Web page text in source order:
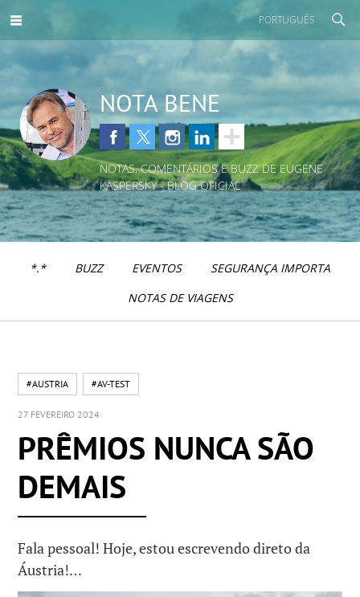
PORTUGUÊS
NOTA BENE
NOTAS, COMENTÁRIOS E BUZZ DE EUGENE
KASPERSKY - BLOG OFICIAL
*.* BUZZ EVENTOS
SEGURANÇA IMPORTA
NOTAS DE VIAGENS
#AUSTRIA #AV-TEST
27 FEVEREIRO 2024
PRÊMIOS NUNCA SÃO
DEMAIS
Fala pessoal! Hoje, estou escrevendo direto da
Áustria!…